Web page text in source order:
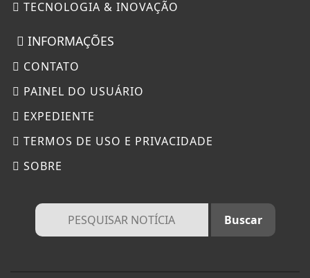
TECNOLOGIA & INOVAÇÃO
INFORMAÇÕES
CONTATO
PAINEL DO USUÁRIO
EXPEDIENTE
TERMOS DE USO E PRIVACIDADE
SOBRE